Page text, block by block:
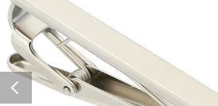
Previous